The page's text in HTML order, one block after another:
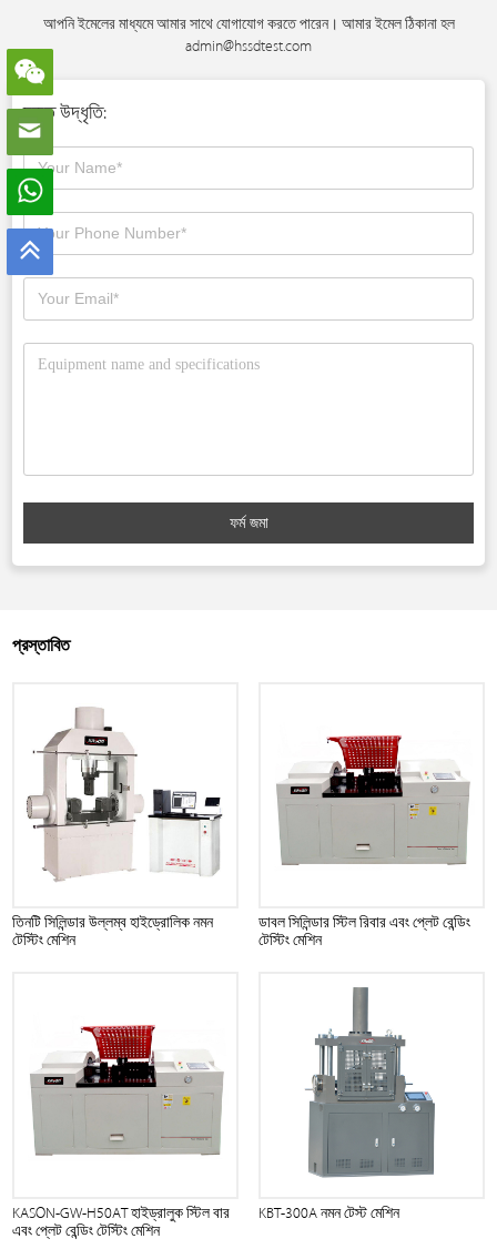
আপনি ইমেলের মাধ্যমে আমার সাথে যোগাযোগ করতে পারেন। আমার ইমেল ঠিকানা হল
admin@hssdtest.com
দ্রুত উদ্ধৃতি:
ফর্ম জমা
প্রস্তাবিত
তিনটি সিলিন্ডার উল্লম্ব হাইড্রোলিক নমন
টেস্টিং মেশিন
ডাবল সিলিন্ডার স্টিল রিবার এবং প্লেট বেন্ডিং
টেস্টিং মেশিন
KASON-GW-H50AT হাইড্রালুক স্টিল বার
এবং প্লেট বেন্ডিং টেস্টিং মেশিন
KBT-300A নমন টেস্ট মেশিন